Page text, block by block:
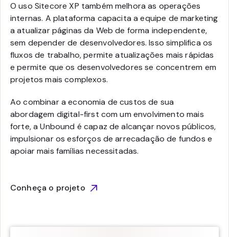
O uso Sitecore XP também melhora as operações
internas. A plataforma capacita a equipe de marketing
a atualizar páginas da Web de forma independente,
sem depender de desenvolvedores. Isso simplifica os
fluxos de trabalho, permite atualizações mais rápidas
e permite que os desenvolvedores se concentrem em
projetos mais complexos.
Ao combinar a economia de custos de sua
abordagem digital-first com um envolvimento mais
forte, a Unbound é capaz de alcançar novos públicos,
impulsionar os esforços de arrecadação de fundos e
apoiar mais famílias necessitadas.
Conheça o projeto